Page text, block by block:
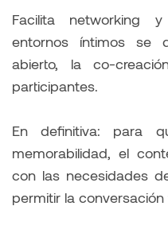
Facilita networking
entornos íntimos se
abierto, la co-
participantes.
En definitiva: para
memorabilidad, el
con las necesidades
permitir la conversación